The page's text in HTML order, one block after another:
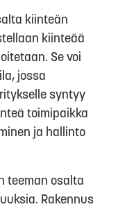
kiinteän
kiinteää
Se voi
jossa
syntyy
toimipaikka
ja hallinto
teeman osalta
Rakennus